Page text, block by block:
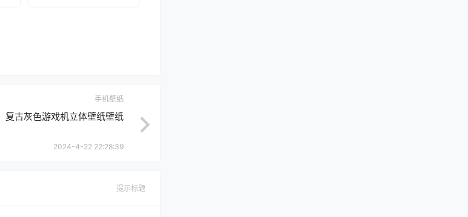
手机壁纸
复古灰色游戏机立体壁纸壁纸
2024-4-22 22:28:39
提示标题